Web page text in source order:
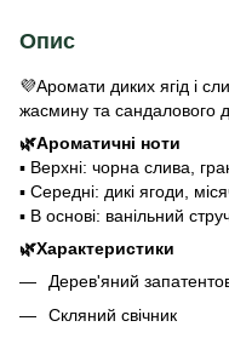
Опис
💜Аромати диких ягід і
жасмину та сандалового
🌿Ароматичні ноти
▪️ Верхні: чорна слива,
▪️ Середні: дикі ягоди,
▪️ В основі: ванільний
🌿Характеристики
Дерев'яний
Скляний свічник